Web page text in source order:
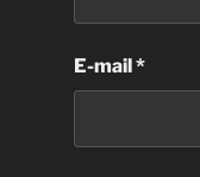
E-mail*